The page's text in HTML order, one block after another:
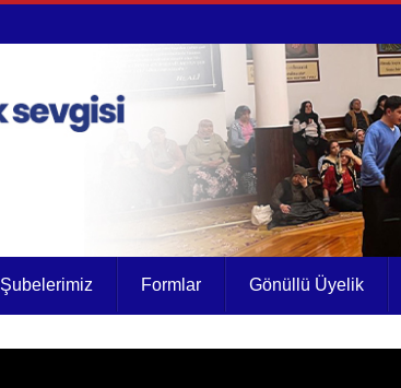
Şubelerimiz Formlar Gönüllü Üyelik